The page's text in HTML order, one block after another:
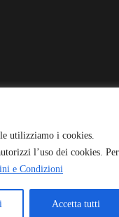
utilizziamo i cookies.
l’uso dei cookies. Per
e Condizioni
Accetta tutti